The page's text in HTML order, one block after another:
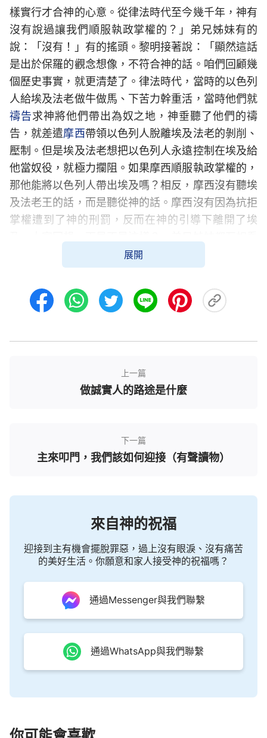
樣實行才合神的心意。從律法時代至今幾千年，神有
沒有說過讓我們順服執政掌權的？」弟兄姊妹有的
說：「沒有！」有的搖頭。黎明接著說：「顯然這話
是出於保羅的觀念想像，不符合神的話。咱們回顧幾
個歷史事實，就更清楚了。律法時代，當時的以色列
人給埃及法老做牛做馬、下苦力幹重活，當時他們就
禱告求神將他們帶出為奴之地，神垂聽了他們的禱
告，就差遣摩西帶領以色列人脫離埃及法老的剝削、
壓制。但是埃及法老想把以色列人永遠控制在埃及給
他當奴役，就極力攔阻。如果摩西順服執政掌權的，
那他能將以色列人帶出埃及嗎？相反，摩西沒有聽埃
及法老王的話，而是聽從神的話。摩西沒有因為抗拒
掌權遭到了神的刑罰，反而在神的引導下離開了埃
耶穌的門徒、使徒為了傳揚神的福音，有無數的
徒都遭到了執政掌權的逼迫，例如：司提反被石頭
擴展到中國，他們就瘋狂地定罪、抓捕
年來無數的基督徒遭受他們的迫害，不知有多少基督
些被逼迫的弟兄姊妹是因為抗拒掌權的，而遭到了神
的刑罰嗎？如果按照保羅的話順服執政掌權的，我們
以，抗拒掌權的就是抗拒神的命；抗拒的必自取刑
我們的行事依據。我們信神的人應以神的話為標準，
黎明稍頓，看到大家都在聚精會神地聽著，就繼
續講：「那我們應該怎樣對待執政掌權的呢？在對待
納稅的事上，主耶穌曾經說過：『凱撒的物當歸給凱
撒，神的物當歸給神。』（可12：17）從主耶穌的話
中看到，主讓我們順服的是執政掌權的納稅制度，服
展開
上一篇
做誠實人的路途是什麼
下一篇
主來叩門，我們該如何迎接（有聲讀物）
來自神的祝福
迎接到主有機會擺脫罪惡，過上沒有眼淚、沒有痛苦
的美好生活。你願意和家人接受神的祝福嗎？
通過Messenger與我們聯繫
通過WhatsApp與我們聯繫